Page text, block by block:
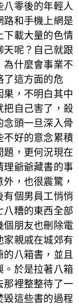
八零後的年輕人
路和手機上網是
下載大量的色情
天呢？自己就跟
什麼會事業不
了這方面的危
，不明白其中
把自己害了，殺
念頭一旦深入骨
不好的意念累積
題，更何況現在
理爺爺藏書的事
，也很震驚，
有個男員工悄悄
糟的東西全部
朋友也刪除電
家親戚在城郊有
八箱書，並且
於是拉著八箱
那裡整整待了一
毀這些書的過程